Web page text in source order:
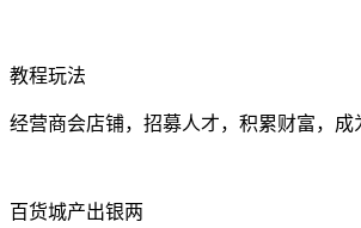
教程玩法
经营商会店铺，招募人才，积累财富，成
百货城产出银两